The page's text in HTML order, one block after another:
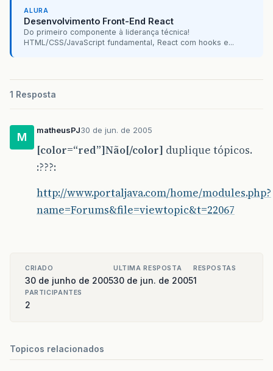
ALURA
Desenvolvimento Front-End React
Do primeiro componente à liderança técnica!
HTML/CSS/JavaScript fundamental, React com hooks e...
1 Resposta
M
matheusPJ30 de jun. de 2005
[color=“red”]Não[/color] duplique tópicos.
:???:
http://www.portaljava.com/home/modules.php?
name=Forums&file=viewtopic&t=22067
CRIADO
30 de junho de 2005
ULTIMA RESPOSTA
30 de jun. de 2005
RESPOSTAS
1
PARTICIPANTES
2
Topicos relacionados